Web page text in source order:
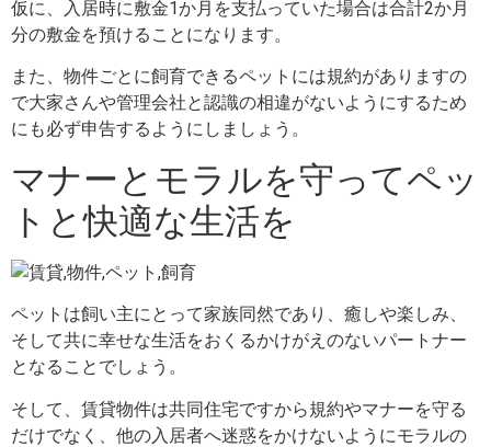
仮に、入居時に敷金1か月を支払っていた場合は合計2か月
分の敷金を預けることになります。
また、物件ごとに飼育できるペットには規約がありますの
で大家さんや管理会社と認識の相違がないようにするため
にも必ず申告するようにしましょう。
マナーとモラルを守ってペッ
トと快適な生活を
ペットは飼い主にとって家族同然であり、癒しや楽しみ、
そして共に幸せな生活をおくるかけがえのないパートナー
となることでしょう。
そして、賃貸物件は共同住宅ですから規約やマナーを守る
だけでなく、他の入居者へ迷惑をかけないようにモラルの